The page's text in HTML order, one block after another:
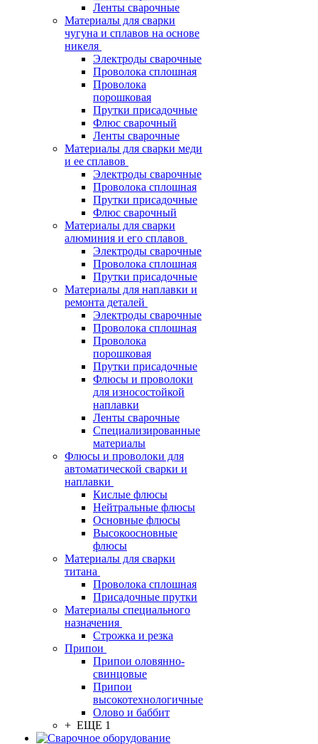
Ленты сварочные
Материалы для сварки
чугуна и сплавов на основе
никеля
Электроды сварочные
Проволока сплошная
Проволока
порошковая
Прутки присадочные
Флюс сварочный
Ленты сварочные
Материалы для сварки меди
и ее сплавов
Электроды сварочные
Проволока сплошная
Прутки присадочные
Флюс сварочный
Материалы для сварки
алюминия и его сплавов
Электроды сварочные
Проволока сплошная
Прутки присадочные
Материалы для наплавки и
ремонта деталей
Электроды сварочные
Проволока сплошная
Проволока
порошковая
Прутки присадочные
Флюсы и проволоки
для износостойкой
наплавки
Ленты сварочные
Специализированные
материалы
Флюсы и проволоки для
автоматической сварки и
наплавки
Кислые флюсы
Нейтральные флюсы
Основные флюсы
Высокоосновные
флюсы
Материалы для сварки
титана
Проволока сплошная
Присадочные прутки
Материалы специального
назначения
Строжка и резка
Припои
Припои оловянно-
свинцовые
Припои
высокотехнологичные
Олово и баббит
+ ЕЩЕ 1